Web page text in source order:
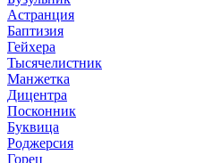
Астранция
Баптизия
Гейхера
Тысячелистник
Манжетка
Дицентра
Посконник
Буквица
Роджерсия
Горец